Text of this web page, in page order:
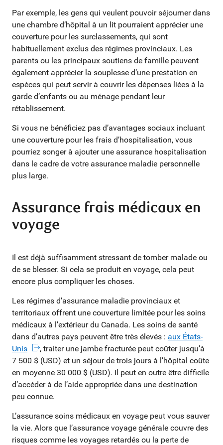
Par exemple, les gens qui veulent pouvoir séjourner dans
une chambre d’hôpital à un lit pourraient apprécier une
couverture pour les surclassements, qui sont
habituellement exclus des régimes provinciaux. Les
parents ou les principaux soutiens de famille peuvent
également apprécier la souplesse d’une prestation en
espèces qui peut servir à couvrir les dépenses liées à la
garde d’enfants ou au ménage pendant leur
rétablissement.
Si vous ne bénéficiez pas d’avantages sociaux incluant
une couverture pour les frais d’hospitalisation, vous
pourriez songer à ajouter une assurance hospitalisation
dans le cadre de votre assurance maladie personnelle
plus large.
Assurance frais médicaux en
voyage
Il est déjà suffisamment stressant de tomber malade ou
de se blesser. Si cela se produit en voyage, cela peut
encore plus compliquer les choses.
Les régimes d’assurance maladie provinciaux et
territoriaux offrent une couverture limitée pour les soins
médicaux à l’extérieur du Canada. Les soins de santé
dans d’autres pays peuvent être très élevés : aux États-
Unis
, traiter une jambe fracturée peut coûter jusqu’à
7 500 $ (USD) et un séjour de trois jours à l’hôpital coûte
en moyenne 30 000 $ (USD). Il peut en outre être difficile
d’accéder à de l’aide appropriée dans une destination
peu connue.
L’assurance soins médicaux en voyage peut vous sauver
la vie. Alors que l’assurance voyage générale couvre des
risques comme les voyages retardés ou la perte de